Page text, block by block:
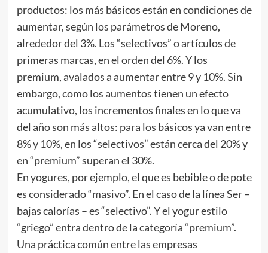
productos: los más básicos están en condiciones de
aumentar, según los parámetros de Moreno,
alrededor del 3%. Los “selectivos” o artículos de
primeras marcas, en el orden del 6%. Y los
premium, avalados a aumentar entre 9 y 10%. Sin
embargo, como los aumentos tienen un efecto
acumulativo, los incrementos finales en lo que va
del año son más altos: para los básicos ya van entre
8% y 10%, en los “selectivos” están cerca del 20% y
en “premium” superan el 30%.
En yogures, por ejemplo, el que es bebible o de pote
es considerado “masivo”. En el caso de la línea Ser –
bajas calorías – es “selectivo”. Y el yogur estilo
“griego” entra dentro de la categoría “premium”.
Una práctica común entre las empresas